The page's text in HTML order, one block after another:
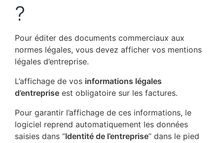
?
Pour éditer des documents commerciaux aux
normes légales, vous devez afficher vos mentions
légales d’entreprise.
L’affichage de vos informations légales
d’entreprise est obligatoire sur les factures.
Pour garantir l’affichage de ces informations, le
logiciel reprend automatiquement les données
saisies dans “Identité de l’entreprise” dans le pied